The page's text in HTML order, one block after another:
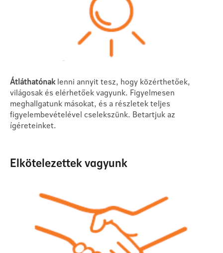
Átláthatónaklenni annyit tesz, hogy közérthetőek,
világosak és elérhetőek vagyunk. Figyelmesen
meghallgatunk másokat, és a részletek teljes
figyelembevételével cselekszünk. Betartjuk az
ígéreteinket.
Elkötelezettek vagyunk